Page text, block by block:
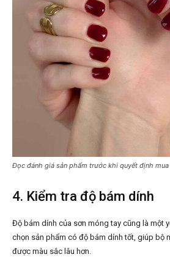
Đọc đánh giá sản phẩm trước khi quyết định
4. Kiểm tra độ bám dính
Độ bám dính của sơn móng tay cũng là một
chọn sản phẩm có độ bám dính tốt, giúp bộ
được màu sắc lâu hơn.